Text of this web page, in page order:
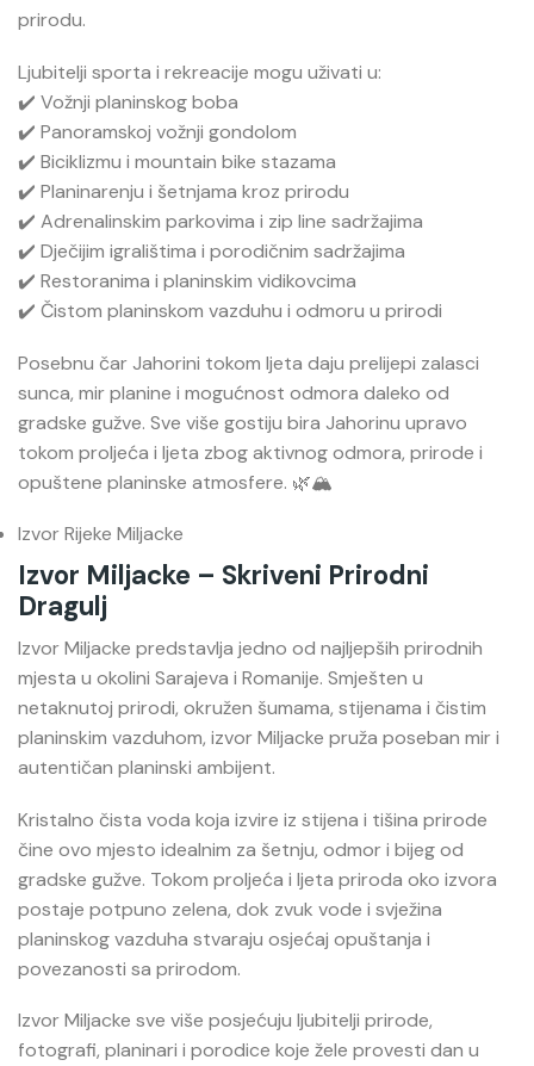
prirodu.
Ljubitelji sporta i rekreacije mogu uživati u:
✔️ Vožnji planinskog boba
✔️ Panoramskoj vožnji gondolom
✔️ Biciklizmu i mountain bike stazama
✔️ Planinarenju i šetnjama kroz prirodu
✔️ Adrenalinskim parkovima i zip line sadržajima
✔️ Dječijim igralištima i porodičnim sadržajima
✔️ Restoranima i planinskim vidikovcima
✔️ Čistom planinskom vazduhu i odmoru u prirodi
Posebnu čar Jahorini tokom ljeta daju prelijepi zalasci
sunca, mir planine i mogućnost odmora daleko od
gradske gužve. Sve više gostiju bira Jahorinu upravo
tokom proljeća i ljeta zbog aktivnog odmora, prirode i
opuštene planinske atmosfere. 🌿🏔️
Izvor Rijeke Miljacke
Izvor Miljacke – Skriveni Prirodni
Dragulj
Izvor Miljacke predstavlja jedno od najljepših prirodnih
mjesta u okolini Sarajeva i Romanije. Smješten u
netaknutoj prirodi, okružen šumama, stijenama i čistim
planinskim vazduhom, izvor Miljacke pruža poseban mir i
autentičan planinski ambijent.
Kristalno čista voda koja izvire iz stijena i tišina prirode
čine ovo mjesto idealnim za šetnju, odmor i bijeg od
gradske gužve. Tokom proljeća i ljeta priroda oko izvora
postaje potpuno zelena, dok zvuk vode i svježina
planinskog vazduha stvaraju osjećaj opuštanja i
povezanosti sa prirodom.
Izvor Miljacke sve više posjećuju ljubitelji prirode,
fotografi, planinari i porodice koje žele provesti dan u